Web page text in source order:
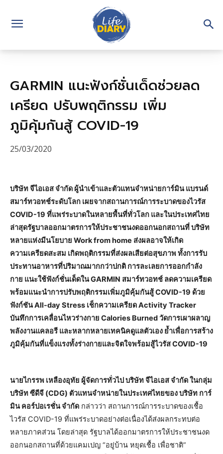
GARMIN แนะฟังก์ชั่นเด็ดช่วยลด
เครียด ปรับพฤติกรรม เพิ่ม
ภูมิคุ้มกันสู้ COVID-19
25/03/2020
บริษัท จีไอเอส จำกัด ผู้นำเข้าและตัวแทนจำหน่ายการ์มิน แบรนด์
สมาร์ทวอทช์ระดับโลก เผยจากสถานการณ์การระบาดของไวรัส
COVID-19 ที่แพร่ระบาดในหลายพื้นที่ทั่วโลก และในประเทศไทย
ล่าสุดรัฐบาลออกมาตรการให้ประชาชนงดออกนอกสถานที่ บริษัท
หลายแห่งมีนโยบาย Work from home ส่งผลอาจให้เกิด
ความเครียดสะสม เกิดพฤติกรรมที่ส่งผลเสียต่อสุขภาพ ทั้งการรับ
ประทานอาหารที่ปริมาณมากกว่าปกติ การละเลยการออกกำลัง
กาย แนะใช้ฟังก์ชั่นเด็ดใน GARMIN สมาร์ทวอทช์ ลดความเครียด
พร้อมแนะนำการปรับพฤติกรรมเพิ่มภูมิคุ้มกันสู้ COVID-19 ด้วย
ฟังก์ชัน All-day Stress เช็กความเครียด Activity Tracker
บันทึกการเคลื่อนไหวร่างกาย Calories Burned วัดการเผาผลาญ
พลังงานแคลอรี และหลากหลายเทคนิคดูแลตัวเอง ย้ำเพื่อการสร้าง
ภูมิคุ้มกันที่แข็งแรงทั้งร่างกายและจิตใจพร้อมสู้ไวรัส COVID-19
นายไกรรพ เหลืองอุทัย ผู้จัดการทั่วไป บริษัท จีไอเอส จำกัด ในกลุ่ม
บริษัท ซีดีจี (CDG) ตัวแทนจำหน่ายในประเทศไทยของ บริษัท การ์
มิน คอร์ปอเรชั่น จำกัด กล่าวว่า สถานการณ์การระบาดของเชื้อ
ไวรัส COVID-19 ที่แพร่ระบาดอย่างต่อเนื่องได้ส่งผลกระทบต่อ
หลายภาคส่วน โดยล่าสุด รัฐบาลได้ออกมาตรการให้ประชาชนงด
ออกนอกสถานที่ด้วยแคมเปญ “อยู่บ้าน หยุดเชื้อ เพื่อชาติ”